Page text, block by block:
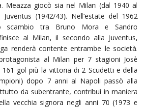
Meazza giocò sia nel Milan (dal 1940 al
(1942/43). Nell’estate del 1962
scambio tra Bruno Mora e Sandro
al Milan, il secondo alla Juventus,
renderà contente entrambe le società.
al Milan per 7 stagioni Josè
gol più la vittoria di 2 Scudetti e della
dopo 7 anni al Napoli passò alla
da subentrante, contribuì in maniera
vecchia signora negli anni 70 (1973 e